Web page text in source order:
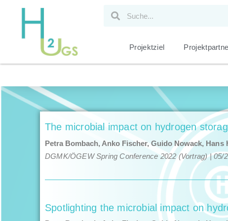
Projektziel
The microbial impact on hydrogen
Petra Bom­bach, Anko Fis­ch­er, Gui­do Nowack, Hans
DGMK/​ÖGEW Spring Con­fer­ence 2022 (Vor­trag) | 05/​
Spotlighting the microbial impact on